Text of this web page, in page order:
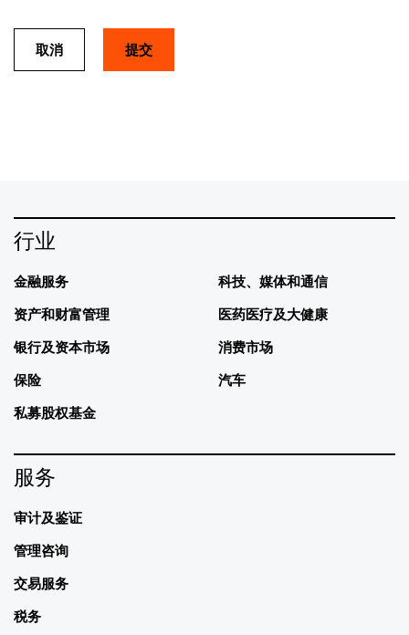
取消
行业
金融服务
资产和财富管理
银行及资本市场
保险
私募股权基金
科技、媒体和通信
医药医疗及大健康
消费市场
汽车
服务
审计及鉴证
管理咨询
交易服务
税务